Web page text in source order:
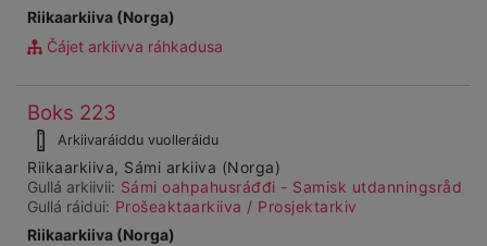
Riikaarkiiva (Norga)
Čájet arkiivva ráhkadusa
Ohcanboađus
99987
Boks 223
dárkkes
dieđuid
Arkiivaráiddu vuolleráidu
Riikaarkiiva, Sámi arkiiva (Norga)
Gullá arkiivii: Sámi oahpahusráđđi - Samisk utdanningsråd
Gullá ráidui: Prošeaktaarkiiva / Prosjektarkiv
Riikaarkiiva (Norga)